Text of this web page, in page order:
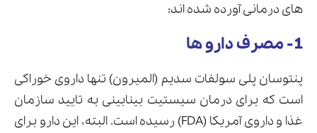
های درمانی آورده شده اند:
1- مصرف دارو ها
پنتوسان پلی سولفات سدیم (المیرون) تنها داروی خوراکی
است که برای درمان سیستیت بینابینی به تایید سازمان
غذا و داروی آمریکا (FDA) رسیده است. البته، این دارو برای